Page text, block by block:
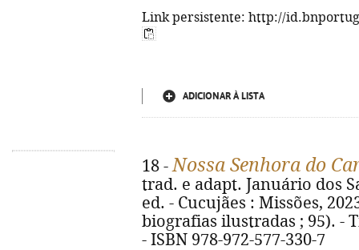
Link persistente: http://
ADICIONAR À LISTA
18 -Nossa Senhora do
trad. e adapt. Januário dos
ed. - Cucujães : Missões,
biografias ilustradas ; 95). -
- ISBN 978-972-577-330-7